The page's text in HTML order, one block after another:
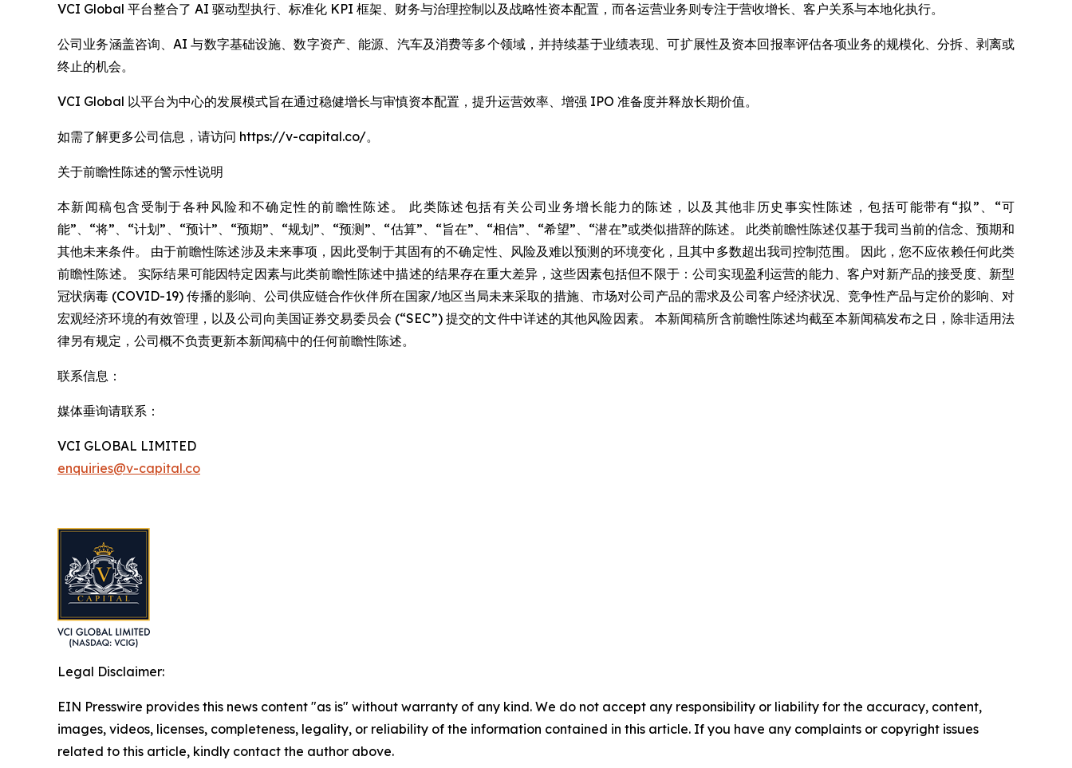
VCI Global 平台整合了 AI 驱动型执行、标准化 KPI 框架、财务与治理控制以及战略性资本配置，而各运营业务则专注于营收增长、客户关系与本地化执行。
公司业务涵盖咨询、AI 与数字基础设施、数字资产、能源、汽车及消费等多个领域，并持续基于业绩表现、可扩展性及资本回报率评估各项业务的规模化、分拆、剥离或
终止的机会。
VCI Global 以平台为中心的发展模式旨在通过稳健增长与审慎资本配置，提升运营效率、增强 IPO 准备度并释放长期价值。
如需了解更多公司信息，请访问 https://v-capital.co/。
关于前瞻性陈述的警示性说明
本新闻稿包含受制于各种风险和不确定性的前瞻性陈述。 此类陈述包括有关公司业务增长能力的陈述，以及其他非历史事实性陈述，包括可能带有“拟”、“可
能”、“将”、“计划”、“预计”、“预期”、“规划”、“预测”、“估算”、“旨在”、“相信”、“希望”、“潜在”或类似措辞的陈述。 此类前瞻性陈述仅基于我司当前的信念、预期和
其他未来条件。 由于前瞻性陈述涉及未来事项，因此受制于其固有的不确定性、风险及难以预测的环境变化，且其中多数超出我司控制范围。 因此，您不应依赖任何此类
前瞻性陈述。 实际结果可能因特定因素与此类前瞻性陈述中描述的结果存在重大差异，这些因素包括但不限于：公司实现盈利运营的能力、客户对新产品的接受度、新型
冠状病毒 (COVID-19) 传播的影响、公司供应链合作伙伴所在国家/地区当局未来采取的措施、市场对公司产品的需求及公司客户经济状况、竞争性产品与定价的影响、对
宏观经济环境的有效管理，以及公司向美国证券交易委员会 (“SEC”) 提交的文件中详述的其他风险因素。 本新闻稿所含前瞻性陈述均截至本新闻稿发布之日，除非适用法
律另有规定，公司概不负责更新本新闻稿中的任何前瞻性陈述。
联系信息：
媒体垂询请联系：
VCI GLOBAL LIMITED
enquiries@v-capital.co
Legal Disclaimer:
EIN Presswire provides this news content "as is" without warranty of any kind. We do not accept any responsibility or liability for the accuracy, content,
images, videos, licenses, completeness, legality, or reliability of the information contained in this article. If you have any complaints or copyright issues
related to this article, kindly contact the author above.